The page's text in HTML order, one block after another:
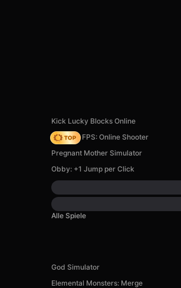
Kick Lucky Blocks Online
Hazmob FPS: Online Shooter
Pregnant Mother Simulator
Obby: +1 Jump per Click
Alle Spiele
God Simulator
Elemental Monsters: Merge